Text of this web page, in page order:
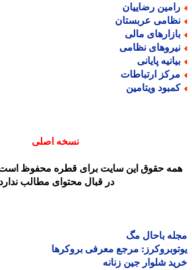
رضاییان
عربستان
مالی
نظامی
پایانی
ارتباطات
ویتامین
نسخه اصلی
حقوق این سایت برای قطره محفوظ است.
در قبال محتوای مطالب ندارد.
باحال مگ
مرجع معرفی بروکرها
شلوار جین زنانه